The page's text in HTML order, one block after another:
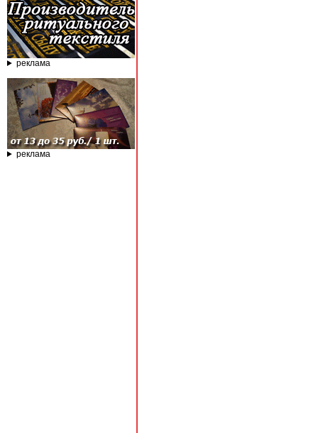
реклама
реклама